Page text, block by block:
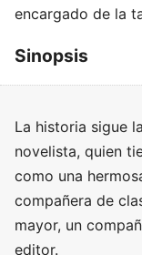
encargado de la
Sinopsis
La historia sigue
novelista, quien
como una
compañera de
mayor, un
editor.